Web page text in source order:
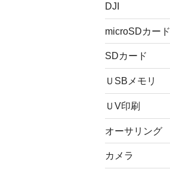
DJI
microSDカード
SDカード
ＵSBメモリ
ＵV印刷
オーサリング
カメラ